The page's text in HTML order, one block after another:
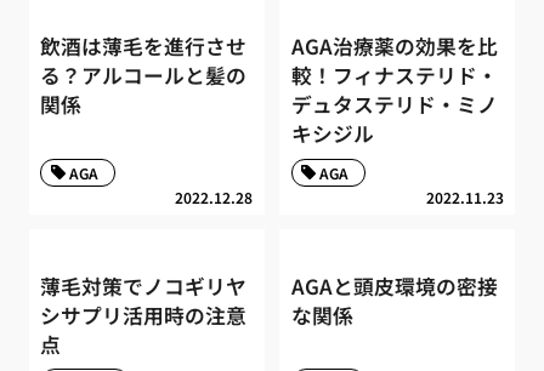
飲酒は薄毛を進行させ
る？アルコールと髪の
関係
2022.12.28
AGA
AGA治療薬の効果を比
較！フィナステリド・
デュタステリド・ミノ
キシジル
2022.11.23
AGA
薄毛対策でノコギリヤ
シサプリ活用時の注意
点
AGAと頭皮環境の密接
な関係